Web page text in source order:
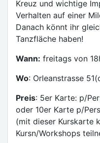
Kreuz und wichtige
Verhalten auf einer
Danach könnt ihr
Tanzfläche haben!
Wann: freitags von
Wo: Orleanstrasse
Preis: 5er Karte: p/
oder 10er Karte p/
(mit dieser Kurskarte
Kursn/Workshops